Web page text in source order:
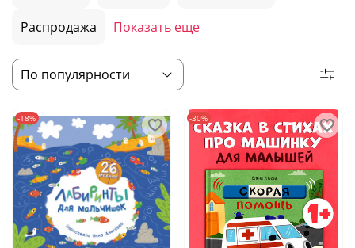
Распродажа Показать еще
-18% -30%